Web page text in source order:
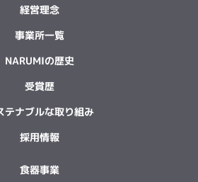
経営理念
事業所一覧
NARUMIの歴史
受賞歴
テナブルな取り組み
採用情報
食器事業